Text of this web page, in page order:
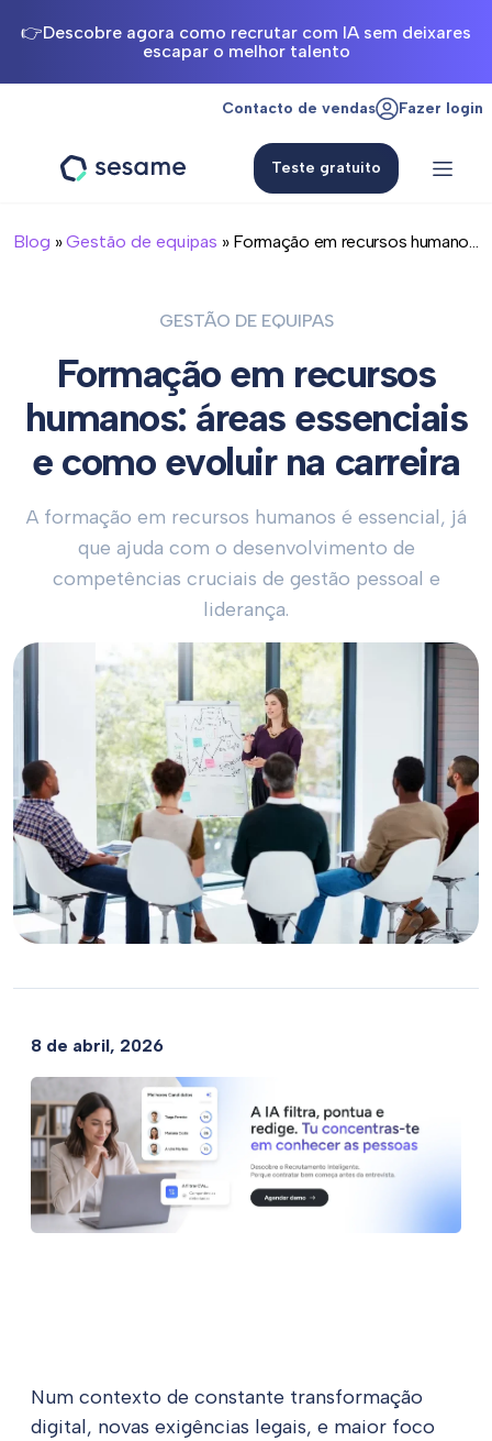
👉Descobre agora como recrutar com IA sem deixares
escapar o melhor talento
Contacto de vendas Fazer login
Teste gratuito
Blog »Gestão de equipas » Formação em recursos humano...
GESTÃO DE EQUIPAS
Formação em recursos
humanos: áreas essenciais
e como evoluir na carreira
A formação em recursos humanos é essencial, já
que ajuda com o desenvolvimento de
competências cruciais de gestão pessoal e
liderança.
8 de abril, 2026
Num contexto de constante transformação
digital, novas exigências legais, e maior foco